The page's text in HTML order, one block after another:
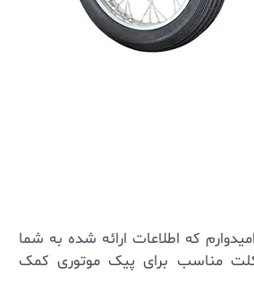
که اطلاعات ارائه شده به شما
مناسب برای پیک موتوری کمک